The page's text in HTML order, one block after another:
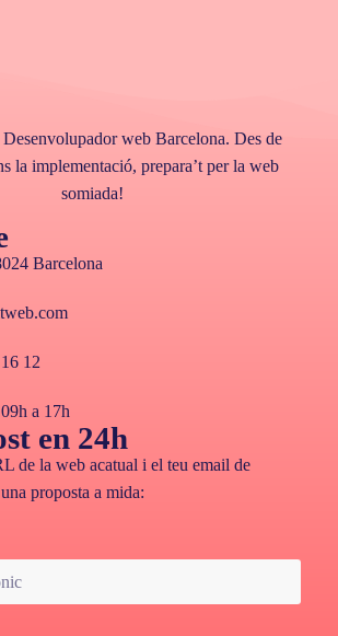
web Barcelona. Des de
la implementació, prepara’t per la web
somiada!
Barcelona
12
a 17h
en 24h
de la web acatual i el teu email de
proposta a mida: